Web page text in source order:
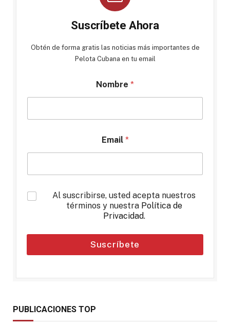
Suscríbete Ahora
Obtén de forma gratis las noticias más importantes de
Pelota Cubana en tu email
Nombre *
Email *
*
Al suscribirse, usted acepta nuestros
términos y nuestra Política de
Privacidad.
Suscríbete
PUBLICACIONES TOP